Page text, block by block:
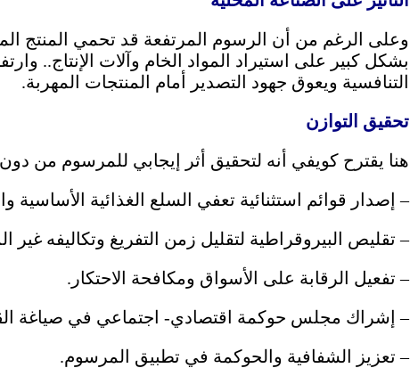
وعلى الرغم من أن الرسوم المرتفعة قد تحمي المنتج
بشكل كبير على استيراد المواد الخام وآلات الإنتاج..
التنافسية ويعوق جهود التصدير أمام المنتجات المهربة.
تحقيق التوازن
هنا يقترح كويفي أنه لتحقيق أثر إيجابي للمرسوم من دون
– إصدار قوائم استثنائية تعفي السلع الغذائية الأساسية
– تقليص البيروقراطية لتقليل زمن التفريغ وتكاليفه غير
– تفعيل الرقابة على الأسواق ومكافحة الاحتكار.
– إشراك مجلس حوكمة اقتصادي- اجتماعي في صياغة
– تعزيز الشفافية والحوكمة في تطبيق المرسوم.